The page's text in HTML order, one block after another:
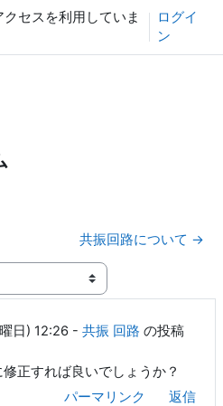
セスを利用していま
ログイ
ン
共振回路について →
日) 12:26 - 共振 回路 の投稿
正すれば良いでしょうか？
パーマリンク
返信